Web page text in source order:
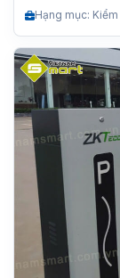
Hạng mục: